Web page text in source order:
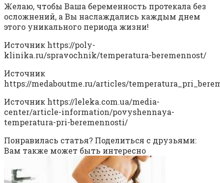
Желаю, чтобы Ваша беременность протекала без
осложнений, а Вы наслаждались каждым днем
этого уникального периода жизни!
Источник https://poly-
klinika.ru/spravochnik/temperatura-beremennost/
Источник
https://medaboutme.ru/articles/
Источник https://leleka.com.ua/media-
center/article-information/povyshennaya-
temperatura-pri-beremennosti/
Понравилась статья? Поделиться с друзьями:
Вам также может быть интересно